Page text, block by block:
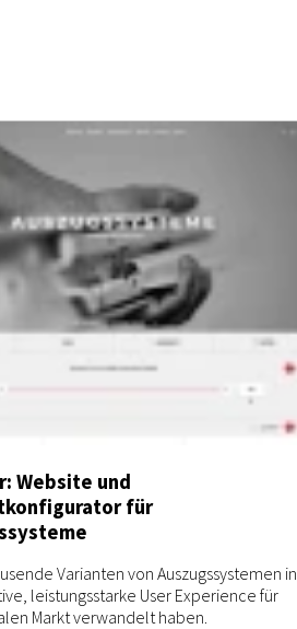
Website und
für
Varianten von Auszugssystemen in
leistungsstarke User Experience für
Markt verwandelt haben.